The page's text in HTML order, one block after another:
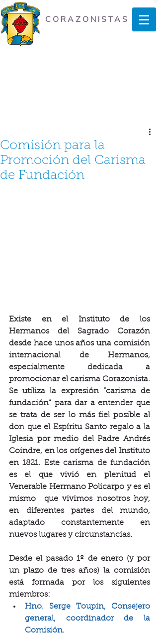
CORAZONISTAS
Comisión para la
Promoción del Carisma
de Fundación
Existe en el Instituto de los
Hermanos del Sagrado Corazón
desde hace unos años una comisión
internacional de Hermanos,
especialmente dedicada a
promocionar el carisma Corazonista.
Se utiliza la expresión “carisma de
fundación” para dar a entender que
se trata de ser lo más fiel posible al
don que el Espíritu Santo regalo a la
Iglesia por medio del Padre Andrés
Coindre, en los orígenes del Instituto
en 1821. Este carisma de fundación
es el que vivió en plenitud el
Venerable Hermano Policarpo y es el
mismo  que vivimos nosotros hoy,
en diferentes partes del mundo,
adaptado constantemente en
nuevos lugares y circunstancias.
Desde el pasado 1º de enero (y por
un plazo de tres años) la comisión
está formada por los siguientes
miembros:
Hno. Serge Toupin, Consejero
general, coordinador de la
Comisión.